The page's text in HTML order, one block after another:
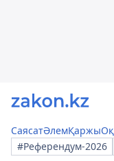
СаясатӘлемҚаржы
#Референдум-2026